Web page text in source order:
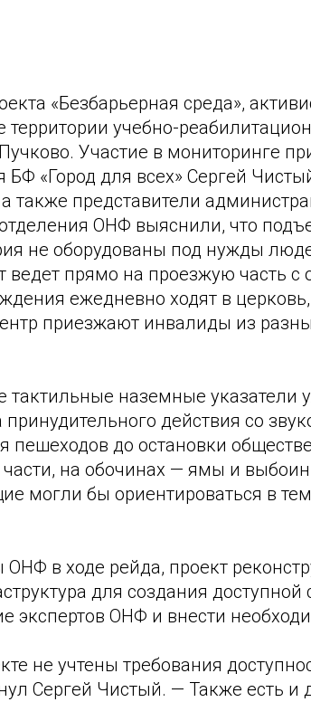
«Безбарьерная среда»,
учебно-
Участие в мониторинге
БФ «Город для всех» Сергей
также представители
ОНФ выяснили, что
не оборудованы под нужды
ведет прямо на проезжую часть
ежедневно ходят в
приезжают инвалиды из
тактильные наземные указатели
действия со
пешеходов до остановки
на обочинах — ямы и
могли бы ориентироваться в
в ходе рейда, проект
для создания
экспертов ОНФ и внести
не учтены требования
Сергей Чистый. — Также есть и